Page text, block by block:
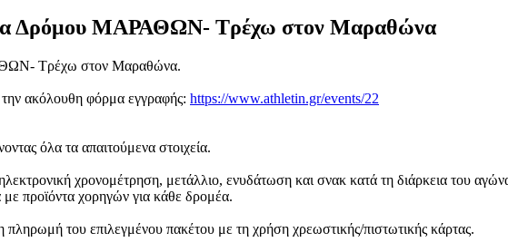
Δρόμου ΜΑΡΑΘΩΝ- Τρέχω στον Μαραθώνα
Τρέχω στον Μαραθώνα.
ακόλουθη φόρμα εγγραφής: https://www.athletin.gr/events/22
όλα τα απαιτούμενα στοιχεία.
χρονομέτρηση, μετάλλιο, ενυδάτωση και σνακ κατά τη διάρκεια του
προϊόντα χορηγών για κάθε δρομέα.
του επιλεγμένου πακέτου με τη χρήση χρεωστικής/πιστωτικής κάρτας.